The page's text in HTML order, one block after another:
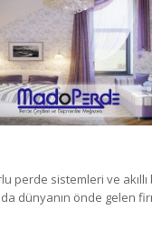
perde sistemleri ve
dünyanın önde gelen